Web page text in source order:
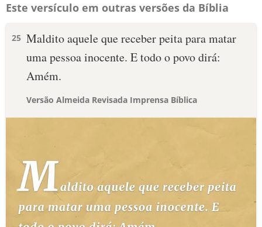
Este versículo em outras versões da Bíblia
25 Maldito aquele que receber peita para matar
uma pessoa inocente. E todo o povo dirá:
Amém.
Versão Almeida Revisada Imprensa Bíblica